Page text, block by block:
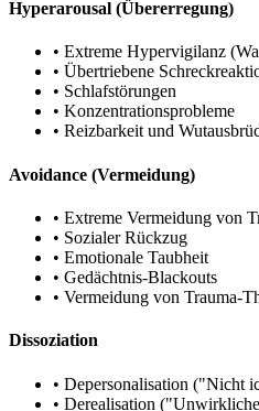
Hyperarousal (Übererregung)
• Extreme Hypervigilanz
• Übertriebene
• Schlafstörungen
• Konzentrationsprobleme
• Reizbarkeit und
Avoidance (Vermeidung)
• Extreme Vermeidung von
• Sozialer Rückzug
• Emotionale Taubheit
• Gedächtnis-Blackouts
• Vermeidung von Trauma-
Dissoziation
• Depersonalisation ("Nicht
• Derealisation